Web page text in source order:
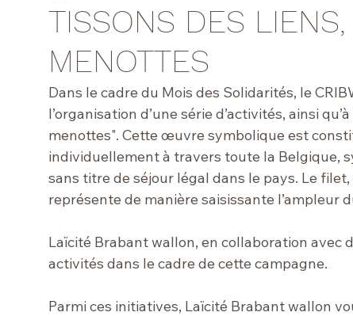
TISSONS DES
MENOTTES
Dans le cadre du Mois des Solidarités, le
l’organisation d’une série d’activités, ainsi
menottes". Cette œuvre symbolique est
individuellement à travers toute la Belgique,
sans titre de séjour légal dans le pays. Le
représente de manière saisissante l’ampleur
Laïcité Brabant wallon, en collaboration avec
activités dans le cadre de cette campagne.
Parmi ces initiatives, Laïcité Brabant wallon